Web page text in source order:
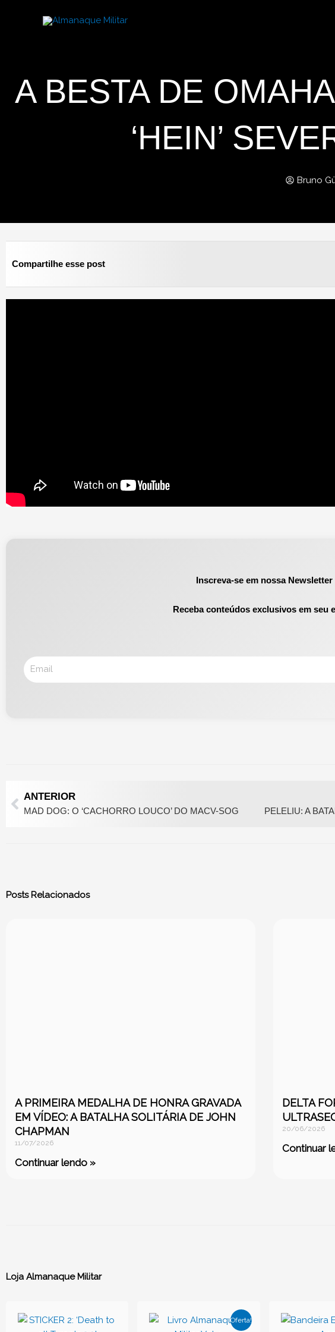
A BESTA DE
‘HEIN’
Bruno
Compartilhe esse post
Inscreva-se em nossa Newsletter
Receba conteúdos exclusivos em seu
Email
ANTERIOR
MAD DOG: O ‘CACHORRO LOUCO’ DO MACV-SOG
Posts Relacionados
A PRIMEIRA MEDALHA DE HONRA GRAVADA
EM VÍDEO: A BATALHA SOLITÁRIA DE JOHN
CHAPMAN
11/07/2026
Continuar lendo »
DELTA
20/06/2026
Continuar
Loja Almanaque Militar
Oferta!
preço
preço